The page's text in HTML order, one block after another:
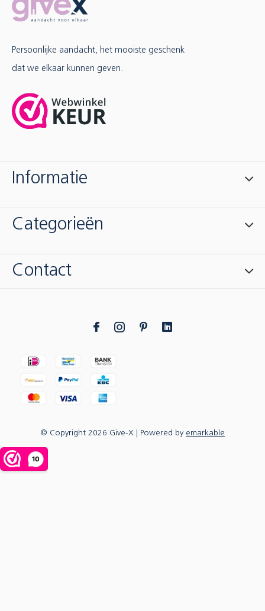
Persoonlijke aandacht, het mooiste geschenk
dat we elkaar kunnen geven.
Informatie
Categorieën
Contact
© Copyright 2026 Give-X | Powered by emarkable